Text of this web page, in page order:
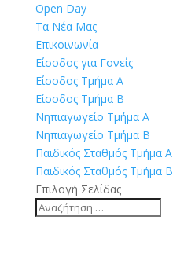
Open Day
Τα Νέα Μας
Επικοινωνία
Είσοδος για Γονείς
Είσοδος Τμήμα Α
Είσοδος Τμήμα Β
Νηπιαγωγείο Τμήμα Α
Νηπιαγωγείο Τμήμα Β
Παιδικός Σταθμός Τμήμα Α
Παιδικός Σταθμός Τμήμα Β
Επιλογή Σελίδας